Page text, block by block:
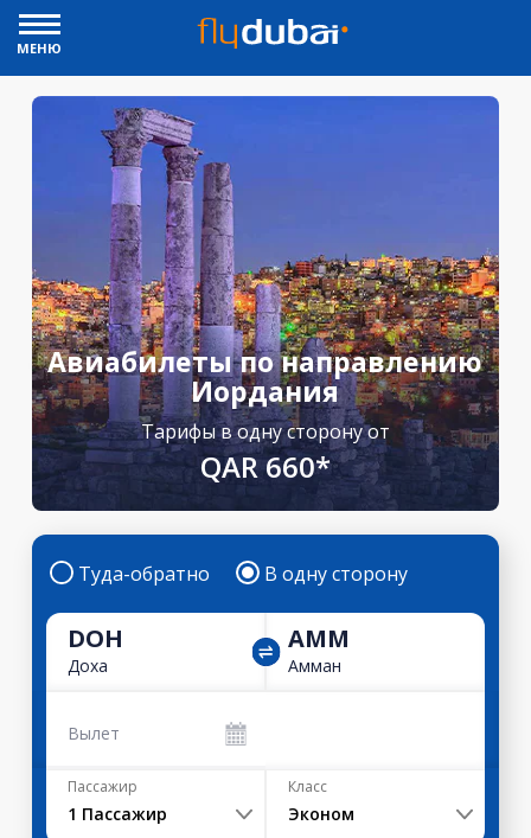
МЕНЮ
Авиабилеты по направлению
Иордания
Тарифы в одну сторону от
QAR 660*
Туда-обратно В одну сторону
DOH
Доха
AMM
Амман
Вылет
Пассажир
1 Пассажир
Класс
Эконом